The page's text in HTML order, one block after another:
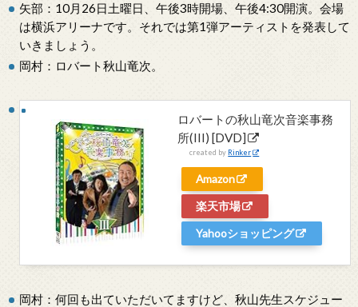
矢部：10月26日土曜日、午後3時開場、午後4:30開演。会場
は横浜アリーナです。それでは第1弾アーティストを発表して
いきましょう。
岡村：ロバート秋山竜次。
ロバートの秋山竜次音楽事務
所(III) [DVD]
created by Rinker
Amazon
楽天市場
Yahooショッピング
岡村：何回も出ていただいてますけど、秋山先生スケジュー